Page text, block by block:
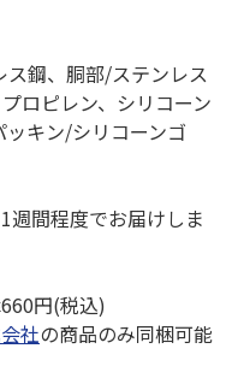
鋼、胴部/ステンレス
ロピレン、シリコーン
キン/シリコーンゴ
間程度でお届けしま
円(税込)
社の商品のみ同梱可能